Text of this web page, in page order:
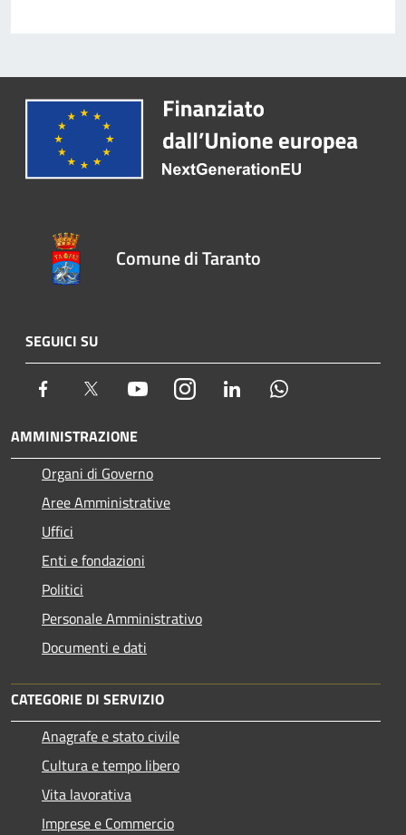
Comune di Taranto
SEGUICI SU
Facebook Twitter YoutubeInstagram LinkedIn
AMMINISTRAZIONE
Organi di Governo
Aree Amministrative
Uffici
Enti e fondazioni
Politici
Personale Amministrativo
Documenti e dati
CATEGORIE DI SERVIZIO
Anagrafe e stato civile
Cultura e tempo libero
Vita lavorativa
Imprese e Commercio